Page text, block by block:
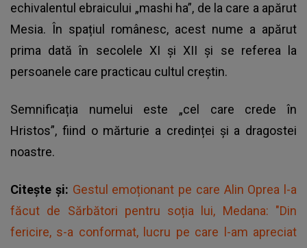
echivalentul ebraicului „mashi ha”, de la care a apărut
Mesia. În spațiul românesc, acest nume a apărut
prima dată în secolele XI și XII și se referea la
persoanele care practicau cultul creștin.
Semnificația numelui este „cel care crede în
Hristos”, fiind o mărturie a credinței și a dragostei
noastre.
Citește și: Gestul emoționant pe care Alin Oprea l-a
făcut de Sărbători pentru soția lui, Medana: "Din
fericire, s-a conformat, lucru pe care l-am apreciat